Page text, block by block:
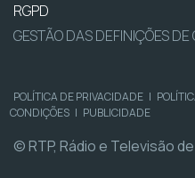
RGPD
GESTÃO DAS DEFINIÇÕES DE
POLÍTICA DE PRIVACIDADE |
CONDIÇÕES | PUBLICIDADE
© RTP, Rádio e Televisão